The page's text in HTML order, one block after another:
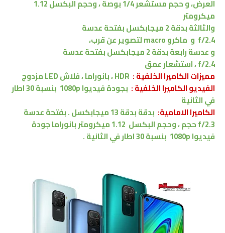
العرض،و حجم مستشعر 1/4 بوصة ،
وحجم البكسل 1.12
ميكرومتر
والثالثة بدقة 2 ميجابكسل
بفتحة عدسة
f/2.4 و ماكروmacroلتصوير عن قرب،
و عدسة رابعةبدقة 2 ميجابكسل
بفتحة عدسة
f/2.4،استشعار عمق
مميزاتالكاميرا الخلفية : ،بانوراما، فلاش LED
مزدوج
الفيديو الكاميرا الخلفية : بجودةفيديوا 1080p
بنسبة 30 اطار
في الثانية
الكاميرا الامامية: بدقةبدقة 13 ميجابكسل .بفتحة عدسة
f/2.3حجم ،وحجم البكسل بانوراماجودة
فيديوا 1080p
بنسبة 30 اطار في الثانية .